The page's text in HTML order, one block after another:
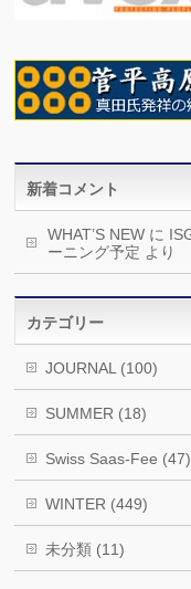
新着コメント
WHAT’S NEW に
ーニング予定 より
カテゴリー
JOURNAL (100)
SUMMER (18)
Swiss Saas-Fee (47)
WINTER (449)
未分類 (11)